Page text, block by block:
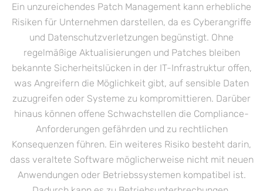
Ein unzureichendes Patch Management kann erhebliche
Risiken für Unternehmen darstellen, da es Cyberangriffe
und Datenschutzverletzungen begünstigt. Ohne
regelmäßige Aktualisierungen und Patches bleiben
bekannte Sicherheitslücken in der IT-Infrastruktur offen,
was Angreifern die Möglichkeit gibt, auf sensible Daten
zuzugreifen oder Systeme zu kompromittieren. Darüber
hinaus können offene Schwachstellen die Compliance-
Anforderungen gefährden und zu rechtlichen
Konsequenzen führen. Ein weiteres Risiko besteht darin,
dass veraltete Software möglicherweise nicht mit neuen
Anwendungen oder Betriebssystemen kompatibel ist.